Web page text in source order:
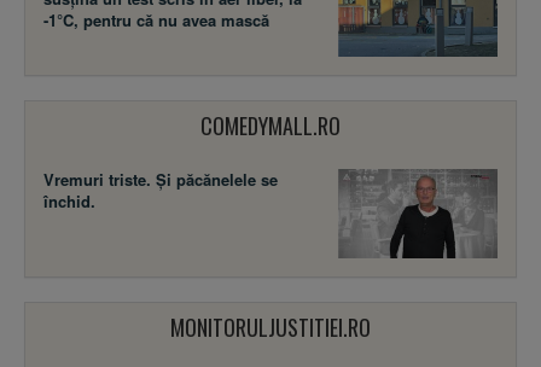
-1°C, pentru că nu avea mască
COMEDYMALL.RO
Vremuri triste. Şi păcănelele se
închid.
MONITORULJUSTITIEI.RO